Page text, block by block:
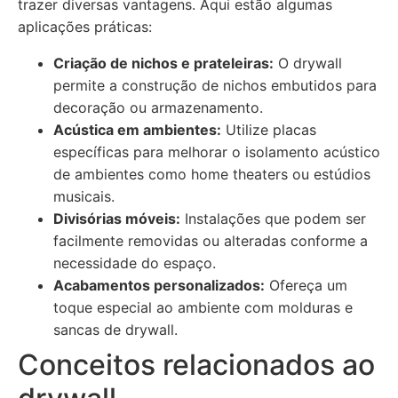
trazer diversas vantagens. Aqui estão algumas
aplicações práticas:
Criação de nichos e prateleiras: O drywall
permite a construção de nichos embutidos para
decoração ou armazenamento.
Acústica em ambientes: Utilize placas
específicas para melhorar o isolamento acústico
de ambientes como home theaters ou estúdios
musicais.
Divisórias móveis: Instalações que podem ser
facilmente removidas ou alteradas conforme a
necessidade do espaço.
Acabamentos personalizados: Ofereça um
toque especial ao ambiente com molduras e
sancas de drywall.
Conceitos relacionados ao